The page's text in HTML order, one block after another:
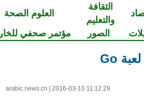
الثقافة
والتعليم
العلوم الصحة
الصور مؤتمر صحفي
arabic.news.cn 2016-03-10 11:12:29